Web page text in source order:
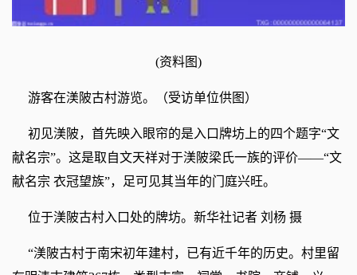
(资料图)
游客在渼陂古村游览。（受访单位供图）
初见渼陂，首先映入眼帘的是入口牌坊上的四个题字“文
献名宗”。这是取自文天祥对于渼陂梁氏一族的评价——“文
献名宗 衣冠望族”，足可见其当年的门庭兴旺。
位于渼陂古村入口处的牌坊。新华社记者 刘杨 摄
“渼陂古村于南宋初年建村，已有近千年的历史。村里留